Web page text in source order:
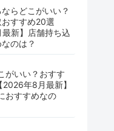
らどこがいい？
すすめ20選
最新】店舗持ち込
のは？
がいい？おすす
年8月最新】
おすすめなの